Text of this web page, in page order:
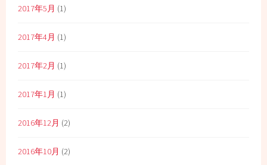
2017年5月 (1)
2017年4月 (1)
2017年2月 (1)
2017年1月 (1)
2016年12月 (2)
2016年10月 (2)